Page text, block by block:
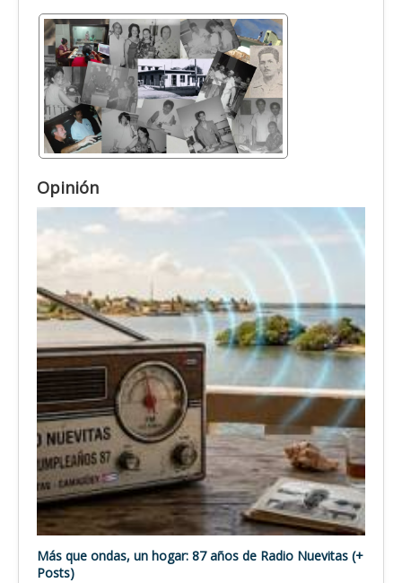
Opinión
Más que ondas, un hogar: 87 años de Radio Nuevitas (+
Posts)